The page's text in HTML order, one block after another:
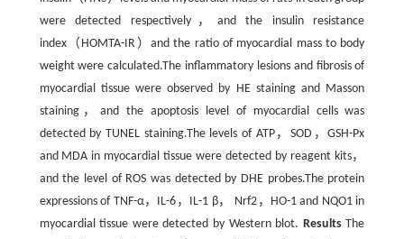
were detected respectively，and the insulin resistance
index（HOMTA-IR）and the ratio of myocardial mass to body
weight were calculated.The inflammatory lesions and fibrosis of
myocardial tissue were observed by HE staining and Masson
staining，and the apoptosis level of myocardial cells was
detected by TUNEL staining.The levels of ATP，SOD，GSH-Px
and MDA in myocardial tissue were detected by reagent kits，
and the level of ROS was detected by DHE probes.The protein
expressions of TNF-α，IL-6，IL-1 β， Nrf2，HO-1 and NQO1 in
myocardial tissue were detected by Western blot. ResultsThe